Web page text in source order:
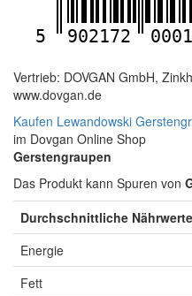
5 902172
Vertrieb: DOVGAN GmbH,
www.dovgan.de
Kaufen Lewandowski
im Dovgan Online Shop
Gerstengraupen
Das Produkt kann Spuren von
Durchschnittliche
Energie
Fett